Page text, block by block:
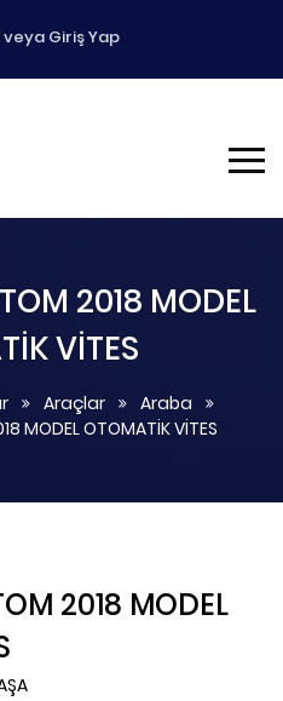
veya Giriş Yap
2018 MODEL
VİTES
Araçlar
Araba
MODEL OTOMATİK VİTES
2018 MODEL